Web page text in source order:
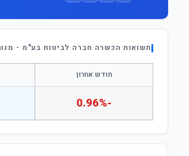
תשואות הכשרה חברה לביטוח בע"מ -
חודש אחרון
-0.96%